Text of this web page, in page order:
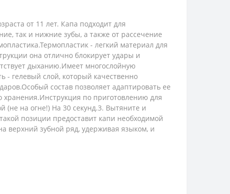
от 11 лет. Капа подходит для
так и нижние зубы, а также от рассечение
- легкий материал для
она отлично блокирует удары и
дыханию.Имеет многослойную
- гелевый слой, который качественно
состав позволяет адаптировать ее
хранения.Инструкция по приготовлению для
(не на огне!) На 30 секунд.3. Вытяните и
позиции предоставит капи необходимой
верхний зубной ряд, удерживая языком, и